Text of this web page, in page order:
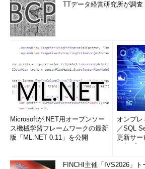
TTデータ経営研究所が調査
Microsoftが.NET用オープンソー
ス機械学習フレームワークの最新
版「ML.NET 0.11」を公開
オンプレ
／SQL
更新サー
FINCHI主催「IVS2026」